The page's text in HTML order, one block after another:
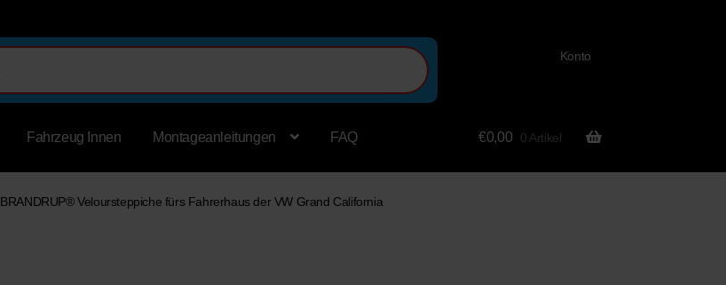
Konto
Fahrzeug Innen Montageanleitungen FAQ €0,00 0 Artikel
BRANDRUP® Veloursteppiche fürs Fahrerhaus der VW Grand California